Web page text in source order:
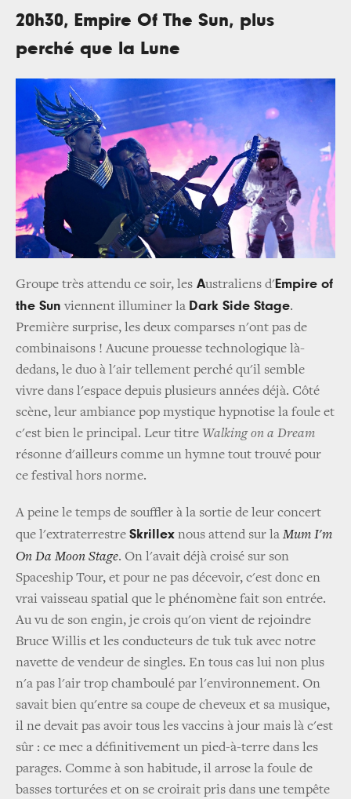
20h30, Empire Of The Sun, plus
perché que la Lune
Groupe très attendu ce soir, les Australiens d'Empire of
the Sun viennent illuminer la Dark Side Stage.
Première surprise, les deux comparses n'ont pas de
combinaisons ! Aucune prouesse technologique là-
dedans, le duo à l'air tellement perché qu'il semble
vivre dans l'espace depuis plusieurs années déjà. Côté
scène, leur ambiance pop mystique hypnotise la foule et
c'est bien le principal. Leur titre Walking on a Dream
résonne d'ailleurs comme un hymne tout trouvé pour
ce festival hors norme.
A peine le temps de souffler à la sortie de leur concert
que l'extraterrestre Skrillex nous attend sur la Mum I'm
On Da Moon Stage. On l'avait déjà croisé sur son
Spaceship Tour, et pour ne pas décevoir, c'est donc en
vrai vaisseau spatial que le phénomène fait son entrée.
Au vu de son engin, je crois qu'on vient de rejoindre
Bruce Willis et les conducteurs de tuk tuk avec notre
navette de vendeur de singles. En tous cas lui non plus
n'a pas l'air trop chamboulé par l'environnement. On
savait bien qu'entre sa coupe de cheveux et sa musique,
il ne devait pas avoir tous les vaccins à jour mais là c'est
sûr : ce mec a définitivement un pied-à-terre dans les
parages. Comme à son habitude, il arrose la foule de
basses torturées et on se croirait pris dans une tempête